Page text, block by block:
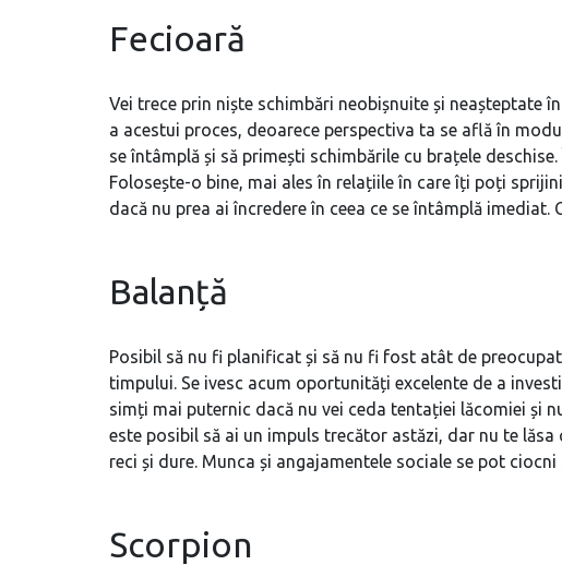
Fecioară
Vei trece prin niște schimbări neobișnuite și neașteptate
a acestui proces, deoarece perspectiva ta se află în
se întâmplă și să primești schimbările cu brațele
Folosește-o bine, mai ales în relațiile în care îți poți
dacă nu prea ai încredere în ceea ce se întâmplă
Balanță
Posibil să nu fi planificat și să nu fi fost atât de
timpului. Se ivesc acum oportunități excelente de a
simți mai puternic dacă nu vei ceda tentației lăcomiei și
este posibil să ai un impuls trecător astăzi, dar nu te
reci și dure. Munca și angajamentele sociale se pot
Scorpion